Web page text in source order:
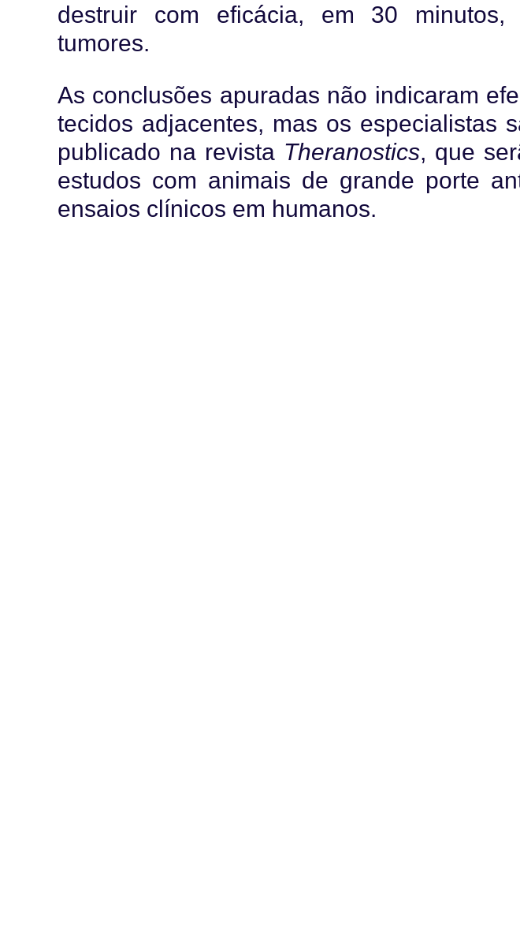
destruir com eficácia, em 30 minutos,
tumores.
As conclusões apuradas não indicaram
tecidos adjacentes, mas os especialistas
publicado na revista Theranostics, que
estudos com animais de grande porte
ensaios clínicos em humanos.